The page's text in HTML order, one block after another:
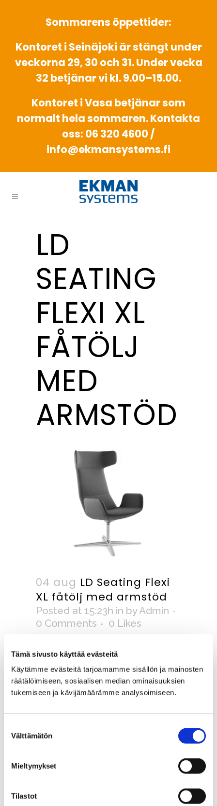
Tämä sivusto käyttää evästeitä
Käytämme evästeitä tarjoamamme sisällön ja mainosten
räätälöimiseen, sosiaalisen median ominaisuuksien
tukemiseen ja kävijämäärämme analysoimiseen.
valinta
Välttämätön
Mieltymykset
Tilastot
Sommarens öppettider:
Kontoret i Seinäjoki är stängt under
veckorna 29, 30 och 31. Under vecka
32 betjänar vi kl. 9.00–15.00.
Kontoret i Vasa betjänar som
normalt hela sommaren. Kontakta
oss: 06 320 4600 /
info@ekmansystems.fi
LD
SEATING
FLEXI XL
FÅTÖLJ
MED
ARMSTÖD
04 aug LD Seating Flexi
XL fåtölj med armstöd
Posted at 15:23h in byAdmin
0 Comments
0 Likes
flera olika
underredsalternativ.
Flexi Lounge-kollektionen
Serien passar perfekt för
och kontor. Flexi Lounge
kombinerar en imponerande
formgivning.